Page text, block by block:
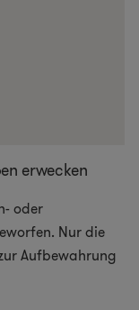
erwecken
oder
Nur die
Aufbewahrung